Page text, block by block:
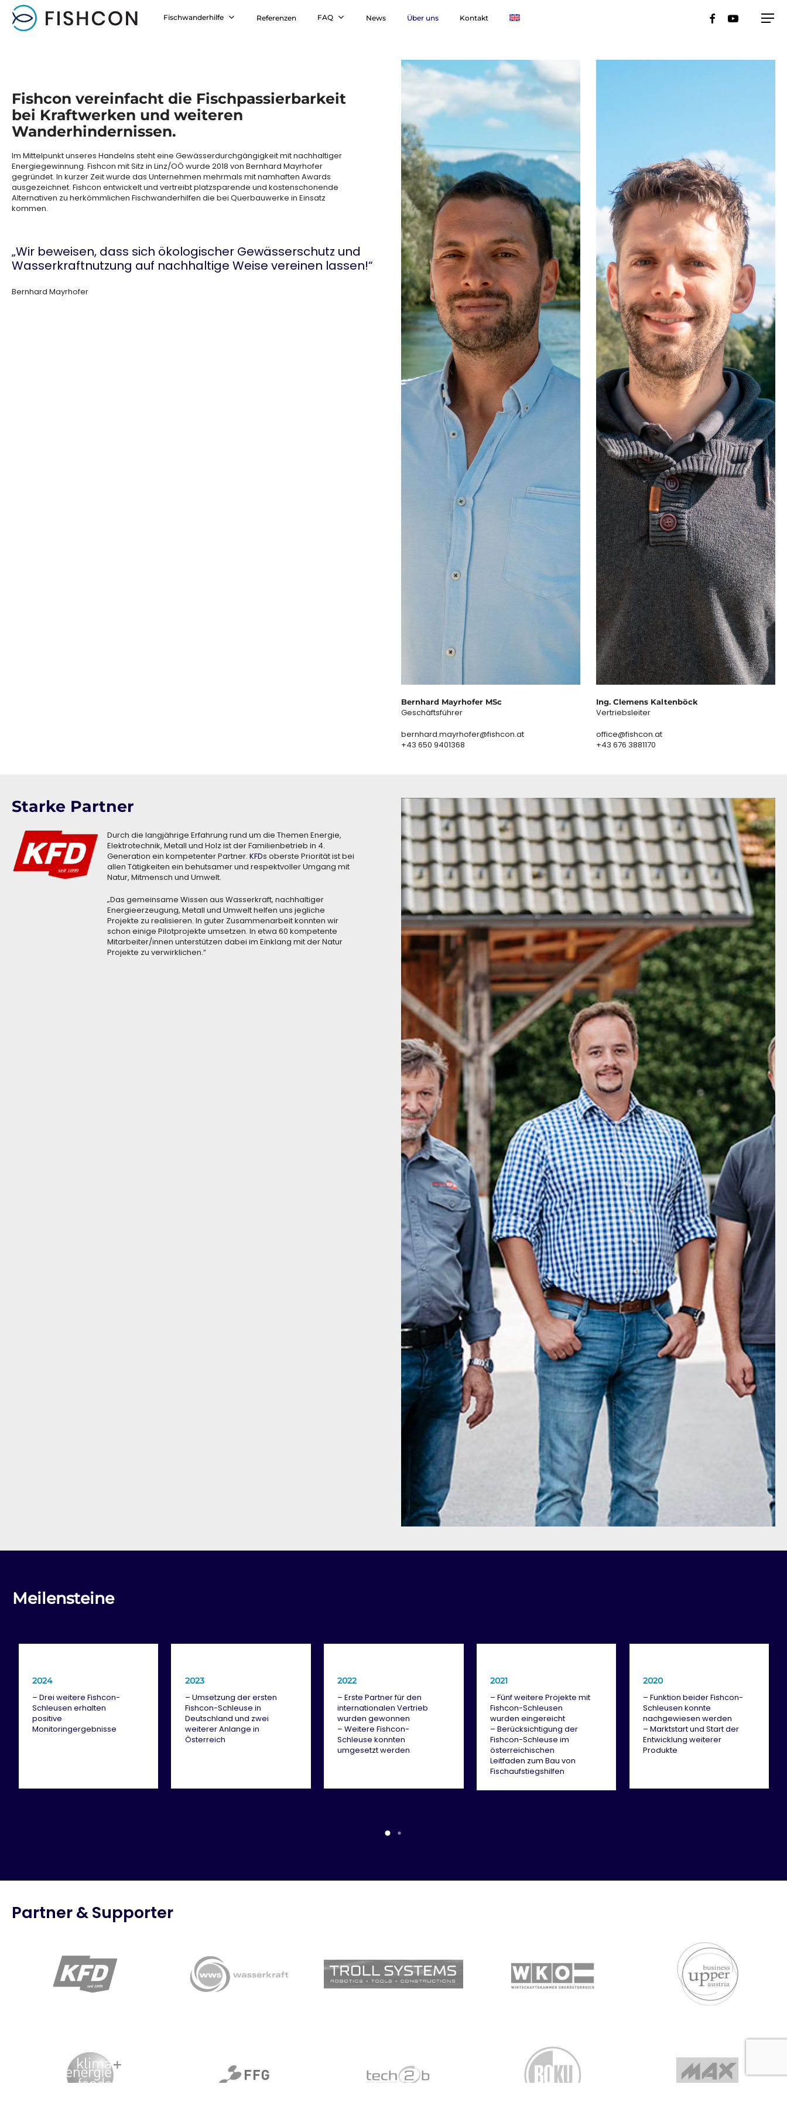
main
Fischwanderhilfe Referenzen FAQ News Über uns Kontakt Menu
facebookyoutube
Fishcon vereinfacht die Fischpassierbarkeit
bei Kraftwerken und weiteren
Wanderhindernissen.
Im Mittelpunkt unseres Handelns steht eine Gewässerdurchgängigkeit mit nachhaltiger
Energiegewinnung. Fishcon mit Sitz in Linz/OÖ wurde 2018 von Bernhard Mayrhofer
gegründet. In kurzer Zeit wurde das Unternehmen mehrmals mit namhaften Awards
ausgezeichnet. Fishcon entwickelt und vertreibt platzsparende und kostenschonende
Alternativen zu herkömmlichen Fischwanderhilfen die bei Querbauwerke in Einsatz
kommen.
„Wir beweisen, dass sich ökologischer Gewässerschutz und
Wasserkraftnutzung auf nachhaltige Weise vereinen lassen!“
Bernhard Mayrhofer
Bernhard Mayrhofer MSc
Geschäftsführer
bernhard.mayrhofer@fishcon.at
+43 650 9401368
Ing. Clemens Kaltenböck
Vertriebsleiter
office@fishcon.at
+43 676 3881170
Starke Partner
Durch die langjährige Erfahrung rund um die Themen Energie,
Elektrotechnik, Metall und Holz ist der Familienbetrieb in 4.
Generation ein kompetenter Partner.KFDs oberste Priorität ist bei
allen Tätigkeiten ein behutsamer und respektvoller Umgang mit
Natur, Mitmensch und Umwelt.
„Das gemeinsame Wissen aus Wasserkraft, nachhaltiger
Energieerzeugung, Metall und Umwelt helfen uns jegliche
Projekte zu realisieren. In guter Zusammenarbeit konnten wir
schon einige Pilotprojekte umsetzen. In etwa 60 kompetente
Mitarbeiter/innen unterstützen dabei im Einklang mit der Natur
Projekte zu verwirklichen.“
Meilensteine
2024
– Drei weitere Fishcon-
Schleusen erhalten
positive
Monitoringergebnisse
2023
– Umsetzung der ersten
Fishcon-Schleuse in
Deutschland und zwei
weiterer Anlange in
Österreich
2022
– Erste Partner für den
internationalen Vertrieb
wurden gewonnen
– Weitere Fishcon-
Schleuse konnten
umgesetzt werden
2021
– Fünf weitere Projekte mit
Fishcon-Schleusen
wurden eingereicht
– Berücksichtigung der
Fishcon-Schleuse im
österreichischen
Leitfaden zum Bau von
Fischaufstiegshilfen
2020
– Funktion beider Fishcon-
Schleusen konnte
nachgewiesen werden
– Marktstart und Start der
Entwicklung weiterer
Produkte
Partner & Supporter